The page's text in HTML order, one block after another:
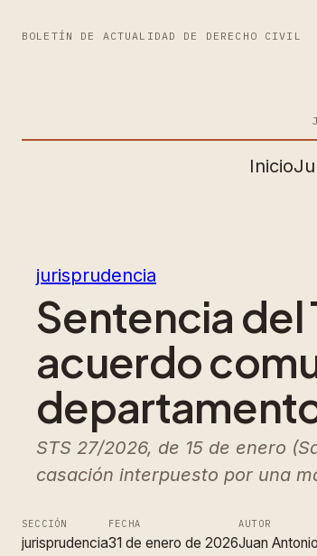
BOLETÍN DE ACTUALIDAD DE DERECHO CIVIL
Inicio
jurisprudencia
Sentencia del
acuerdo
STS 27/2026, de 15 de enero
casación interpuesto por una
SECCIÓN
jurisprudencia
FECHA
31 de enero de 2026
AUTOR
Juan